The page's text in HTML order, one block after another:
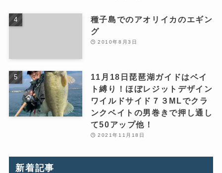
種子島でのアオリイカのエギン
グ
2010年8月3日
11月18日琵琶湖ガイドはベイ
ト縛り！ほぼレジットデザイン
ワイルドサイド７３MLでクラ
ンクベイトの男巻きで押し通し
て50アップ他！
2021年11月18日
新着記事